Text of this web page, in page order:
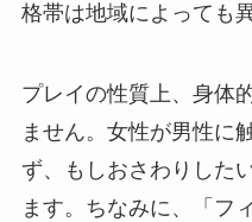
格帯は地域によっても
プレイの性質上、身体
ません。女性が男性に
ず、もしおさわりした
ます。ちなみに、「フ